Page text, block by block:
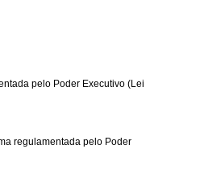
pelo Poder Executivo (Lei
regulamentada pelo Poder